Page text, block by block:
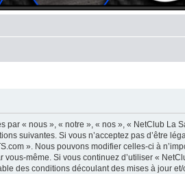
« nous », « notre », « nos », « NetClub La
suivantes. Si vous n’acceptez pas d’être
». Nous pouvons modifier celles-ci à
même. Si vous continuez d’utiliser «
des conditions découlant des mises à jour et/